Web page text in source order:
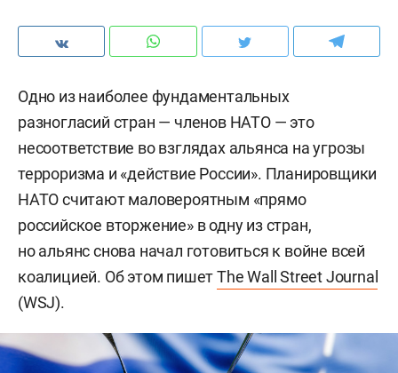
Одно из наиболее фундаментальных
разногласий стран — членов НАТО — это
несоответствие во взглядах альянса на угрозы
терроризма и «действие России». Планировщики
НАТО считают маловероятным «прямо
российское вторжение» в одну из стран,
но альянс снова начал готовиться к войне всей
коалицией. Об этом пишетThe Wall Street Journal
(WSJ).